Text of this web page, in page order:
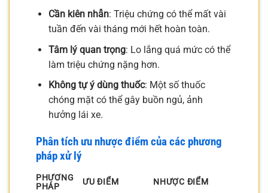
Cần kiên nhẫn: Triệu chứng có thể mất vài
tuần đến vài tháng mới hết hoàn toàn.
Tâm lý quan trọng: Lo lắng quá mức có thể
làm triệu chứng nặng hơn.
Không tự ý dùng thuốc: Một số thuốc
chóng mặt có thể gây buồn ngủ, ảnh
hưởng lái xe.
Phân tích ưu nhược điểm của các phương
pháp xử lý
PHƯƠNG
PHÁP
ƯU ĐIỂM NHƯỢC ĐIỂM